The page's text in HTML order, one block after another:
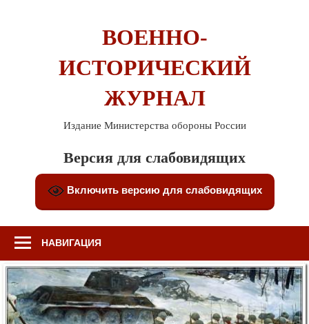
ВОЕННО-
ИСТОРИЧЕСКИЙ
ЖУРНАЛ
Издание Министерства обороны России
Версия для слабовидящих
Включить версию для слабовидящих
НАВИГАЦИЯ